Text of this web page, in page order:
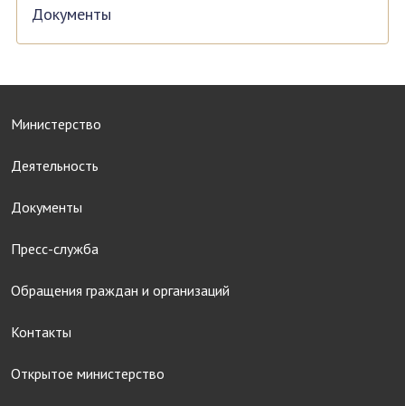
Документы
Министерство
Деятельность
Документы
Пресс-служба
Обращения граждан и организаций
Контакты
Открытое министерство